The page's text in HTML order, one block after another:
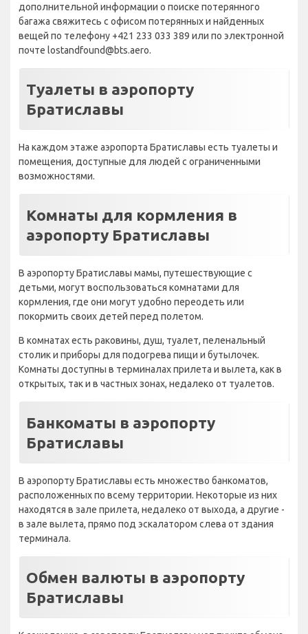
дополнительной информации о поиске потерянного
багажа свяжитесь с офисом потерянных и найденных
вещей по телефону +421 233 033 389 или по электронной
почте lostandfound@bts.aero.
Туалеты в аэропорту
Братиславы
На каждом этаже аэропорта Братиславы есть туалеты и
помещения, доступные для людей с ограниченными
возможностями.
Комнаты для кормления в
аэропорту Братиславы
В аэропорту Братиславы мамы, путешествующие с
детьми, могут воспользоваться комнатами для
кормления, где они могут удобно переодеть или
покормить своих детей перед полетом.
В комнатах есть раковины, душ, туалет, пеленальный
столик и приборы для подогрева пищи и бутылочек.
Комнаты доступны в терминалах прилета и вылета, как в
открытых, так и в частных зонах, недалеко от туалетов.
Банкоматы в аэропорту
Братиславы
В аэропорту Братиславы есть множество банкоматов,
расположенных по всему территории. Некоторые из них
находятся в зале прилета, недалеко от выхода, а другие -
в зале вылета, прямо под эскалатором слева от здания
терминала.
Обмен валюты в аэропорту
Братиславы